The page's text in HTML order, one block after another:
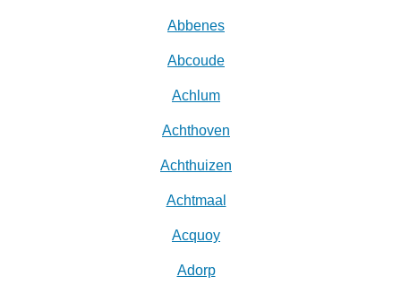
Abbenes
Abcoude
Achlum
Achthoven
Achthuizen
Achtmaal
Acquoy
Adorp